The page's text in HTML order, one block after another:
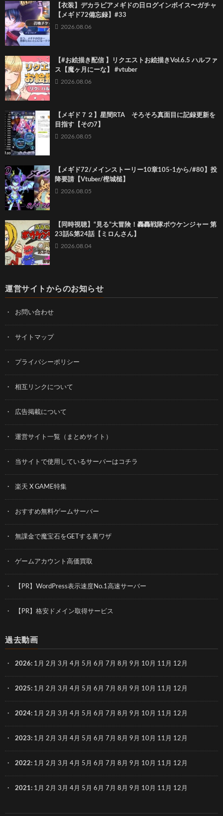
【衣装】デカラビアメギドの日ログインボイス〜ガチャ
【メギド72備忘録】#33
2026.08.06
【#お絵描き配信 】リクエストお絵描きVol.6.5 ハルファ
ス【魔ヶ月にーな】 #vtuber
2026.08.06
【メギド７２】星間RTA そろそろ真面目に記録更新を
目指す【その7】
2026.08.05
【メギド72/メインストーリー10章105-1から/#80】投
降要請【Vtuber/樫城槌】
2026.08.05
【同時視聴】“見る”大冒険！轟轟戦隊ボウケンジャー 第
23話&第24話【ミロんさん】
2026.08.04
運営サイトからのお知らせ
お問い合わせ
サイトマップ
プライバシーポリシー
相互リンクについて
広告掲載について
運営サイト一覧（まとめサイト）
当サイトで使用しているサーバーはコチラ
楽天 X GAME特集
おすすめ無料ゲームサーバー
無課金で魔宝石をGETする裏ワザ
ゲームアカウント高価買取
【PR】WordPress表示速度No.1高速サーバー
【PR】格安ドメイン取得サービス
過去動画
2026: 1月 2月 3月 4月 5月 6月 7月 8月 9月 10月 11月 12月
2025: 1月 2月 3月 4月 5月 6月 7月 8月 9月 10月 11月 12月
2024: 1月 2月 3月 4月 5月 6月 7月 8月 9月 10月 11月 12月
2023: 1月 2月 3月 4月 5月 6月 7月 8月 9月 10月 11月 12月
2022: 1月 2月 3月 4月 5月 6月 7月 8月 9月 10月 11月 12月
2021: 1月 2月 3月 4月 5月 6月 7月 8月 9月 10月 11月 12月